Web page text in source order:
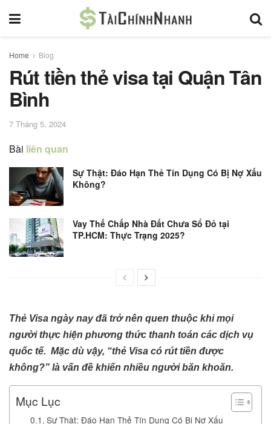
Home Blog
Rút tiền thẻ visa tại Quận Tân
Bình
7 Tháng 5, 2024
Bài liên quan
Sự Thật: Đáo Hạn Thẻ Tín Dụng Có Bị Nợ Xấu
Không?
Vay Thế Chấp Nhà Đất Chưa Sổ Đỏ tại
TP.HCM: Thực Trạng 2025?
Thẻ Visa ngày nay đã trở nên quen thuộc khi mọi
người thực hiện phương thức thanh toán các dịch vụ
quốc tế. Mặc dù vậy, “thẻ Visa có rút tiền được
không?” là vấn đề khiến nhiều người băn khoăn.
Mục Lục
Sự Thật: Đáo Hạn Thẻ Tín Dụng Có Bị Nợ Xấu